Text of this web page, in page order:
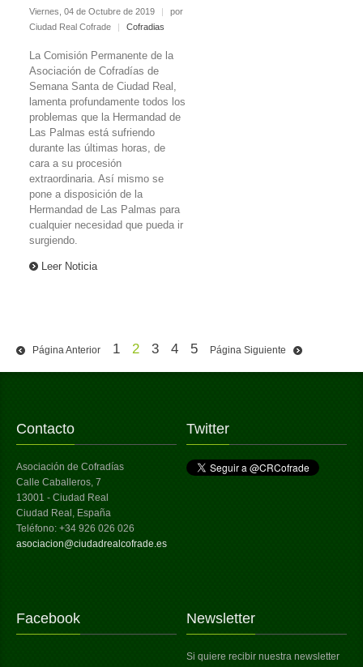
Viernes, 04 de Octubre de 2019 |
por
Ciudad Real Cofrade
| Cofradias
La Comisión Permanente de la
Asociación de Cofradías de
Semana Santa de Ciudad Real,
lamenta profundamente todos los
problemas que la Hermandad de
Las Palmas está sufriendo
durante las últimas horas, de
cara a su procesión
extraordinaria. Así mismo se
pone a disposición de la
Hermandad de Las Palmas para
cualquier necesidad que pueda ir
surgiendo.
Leer Noticia
Página Anterior 1 2 3 4 5 Página Siguiente
Contacto
Asociación de Cofradías
Calle Caballeros, 7
13001 - Ciudad Real
Ciudad Real, España
Teléfono: +34 926 026 026
asociacion@ciudadrealcofrade.es
Twitter
Facebook Newsletter
Si quiere recibir nuestra newsletter